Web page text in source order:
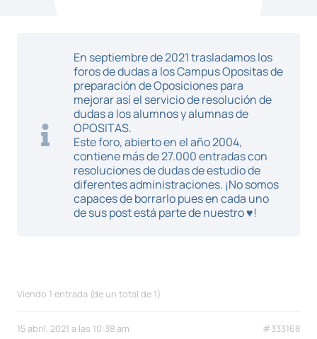
En septiembre de 2021 trasladamos los
foros de dudas a los Campus Opositas de
preparación de Oposiciones para
mejorar así el servicio de resolución de
dudas a los alumnos y alumnas de
OPOSITAS.
Este foro, abierto en el año 2004,
contiene más de 27.000 entradas con
resoluciones de dudas de estudio de
diferentes administraciones. ¡No somos
capaces de borrarlo pues en cada uno
de sus post está parte de nuestro ♥!
Viendo 1 entrada (de un total de 1)
15 abril, 2021 a las 10:38 am #333168